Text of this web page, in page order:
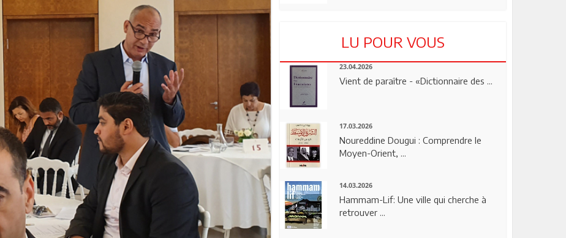
LU POUR VOUS
23.04.2026
Vient de paraître - «Dictionnaire des ...
17.03.2026
Noureddine Dougui : Comprendre le
Moyen-Orient, ...
14.03.2026
Hammam-Lif: Une ville qui cherche à
retrouver ...